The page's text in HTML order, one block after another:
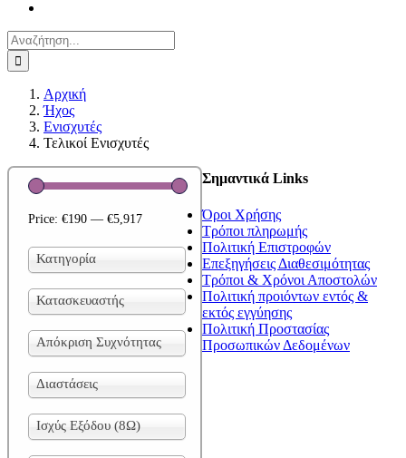
Αναζήτηση
για:
Αρχική
Ήχος
Ενισχυτές
Τελικοί Ενισχυτές
Price: €190 — €5,917
Κατηγορία
Κατασκευαστής
Απόκριση Συχνότητας
Διαστάσεις
Ισχύς Εξόδου (8Ω)
Σημαντικά Links
Όροι Χρήσης
Τρόποι πληρωμής
Πολιτική Επιστροφών
Επεξηγήσεις Διαθεσιμότητας
Τρόποι & Χρόνοι Αποστολών
Πολιτική προιόντων εντός &
εκτός εγγύησης
Πολιτική Προστασίας
Προσωπικών Δεδομένων